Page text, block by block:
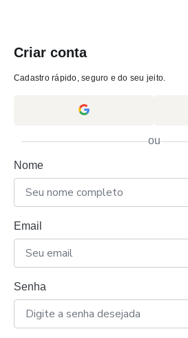
Criar conta
Cadastro rápido, seguro e do seu jeito.
ou
Nome
Email
Senha